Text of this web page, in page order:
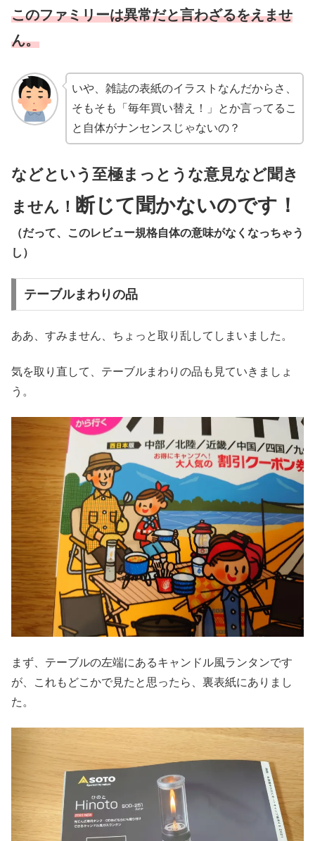
このファミリーは異常だと言わざるをえませ
ん。
いや、雑誌の表紙のイラストなんだからさ、
そもそも「毎年買い替え！」とか言ってるこ
と自体がナンセンスじゃないの？
などという至極まっとうな意見など聞き
ません！ 断じて聞かないのです！
（だって、このレビュー規格自体の意味がなくなっちゃう
し）
テーブルまわりの品
ああ、すみません、ちょっと取り乱してしまいました。
気を取り直して、テーブルまわりの品も見ていきましょ
う。
まず、テーブルの左端にあるキャンドル風ランタンです
が、これもどこかで見たと思ったら、裏表紙にありまし
た。